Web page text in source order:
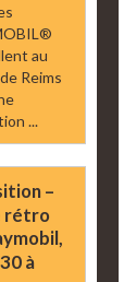
au
Reims
...
–
rétro
à